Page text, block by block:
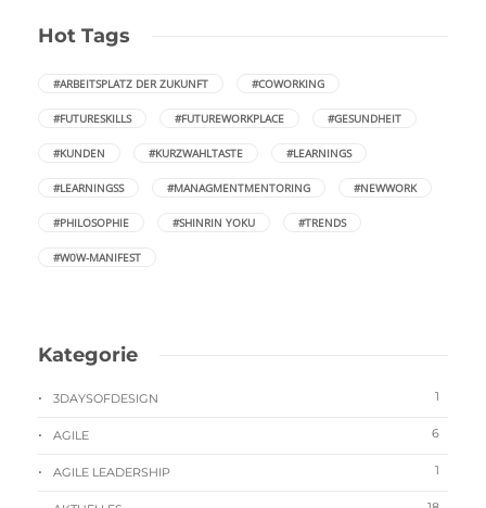
Hot Tags
#ARBEITSPLATZ DER ZUKUNFT #COWORKING
#FUTURESKILLS #FUTUREWORKPLACE #GESUNDHEIT
#KUNDEN #KURZWAHLTASTE #LEARNINGS
#LEARNINGSS #MANAGMENTMENTORING #NEWWORK
#PHILOSOPHIE #SHINRIN YOKU #TRENDS
#W0W-MANIFEST
Kategorie
3DAYSOFDESIGN 1
AGILE 6
AGILE LEADERSHIP 1